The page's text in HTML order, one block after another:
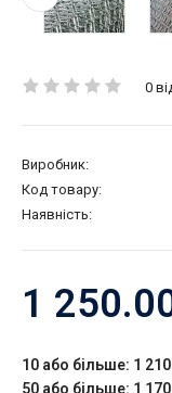
0
Виробник:
Код товару:
Наявність:
1
10 або більше: 1
50 або більше: 1